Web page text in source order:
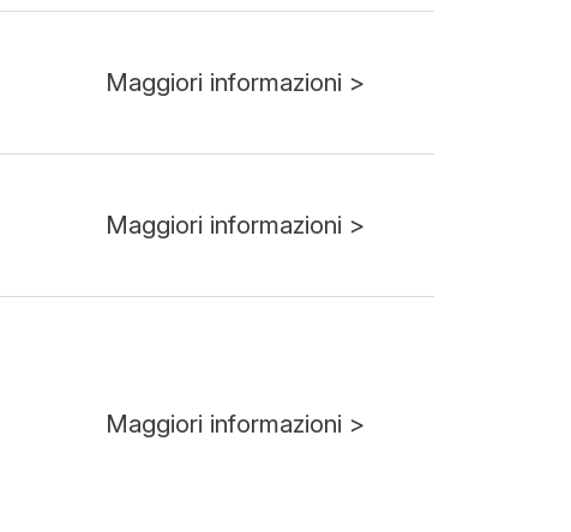
Maggiori informazioni >
Maggiori informazioni >
Maggiori informazioni >